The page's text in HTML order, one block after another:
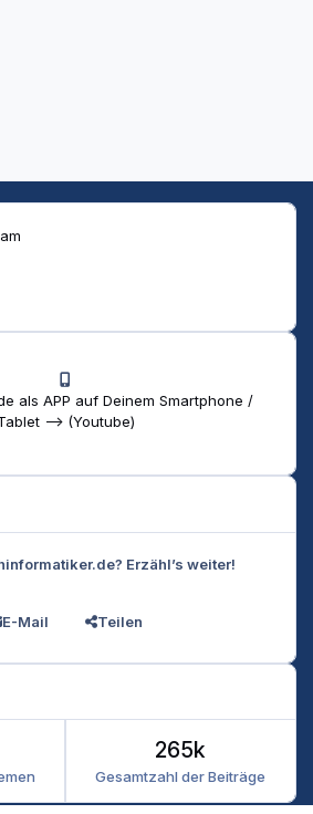
als APP auf Deinem Smartphone /
--> (Youtube)
Erzähl’s weiter!
E-Mail Teilen
Gesamtzahl der Beiträge
265k